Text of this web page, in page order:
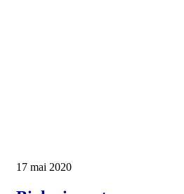
17 mai 2020